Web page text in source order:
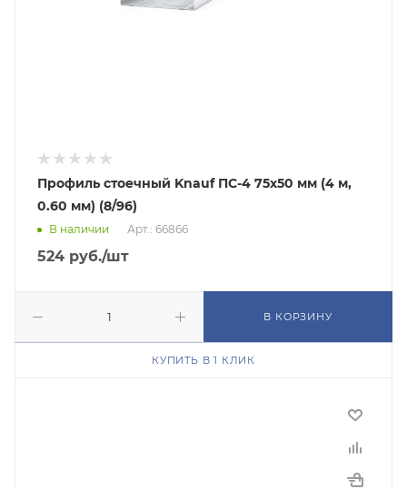
Профиль стоечный Knauf ПС-4 75х50 мм (4 м,
0.60 мм) (8/96)
В наличии Арт.: 66866
524 руб./шт
В КОРЗИНУ
КУПИТЬ В 1 КЛИК